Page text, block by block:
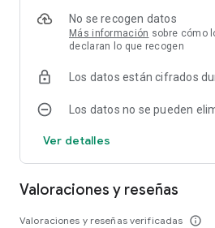
No se recogen datos
Más información sobre cómo
declaran lo que recogen
Los datos están cifrados
Los datos no se pueden
Ver detalles
Valoraciones y reseñas
Valoraciones y reseñas verificadas info_outline